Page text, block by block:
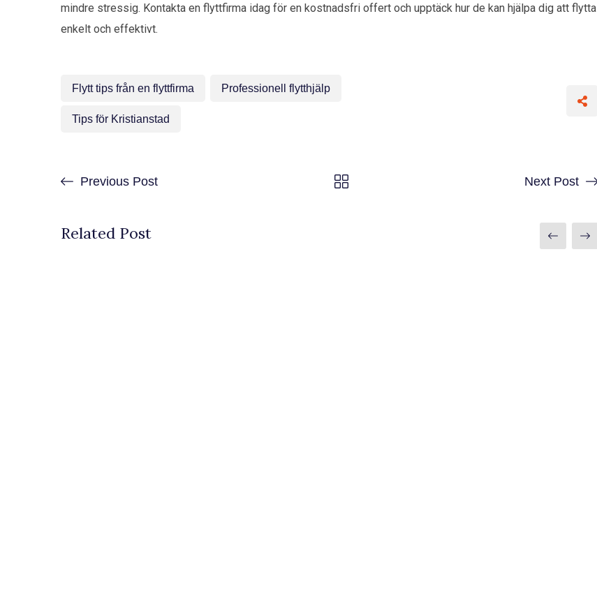
mindre stressig. Kontakta en flyttfirma idag för en kostnadsfri offert och upptäck hur de kan hjälpa dig att flytta
enkelt och effektivt.
Flytt tips från en flyttfirma Professionell flytthjälp
Tips för Kristianstad
Previous Post Next Post
Related Post